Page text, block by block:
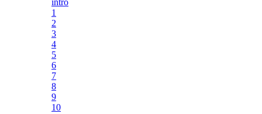
intro
1
2
3
4
5
6
7
8
9
10